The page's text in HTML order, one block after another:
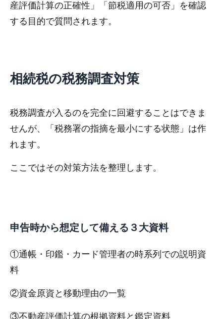
産評価計算の正確性」「節税適用の可否」を確認
する目的で質問されます。
相続税の税務調査対策
税務調査が入るのを完全に回避することはできま
せんが、「税務署の指摘を最小にする状態」は作
れます。
ここではその対策方法を整理します。
申告時から想定して備える３大資料
①通帳・印鑑・カード管理者の時系列での説明資
料
②資金原資と移動理由の一覧
③不動産評価計算の根拠資料と鑑定資料